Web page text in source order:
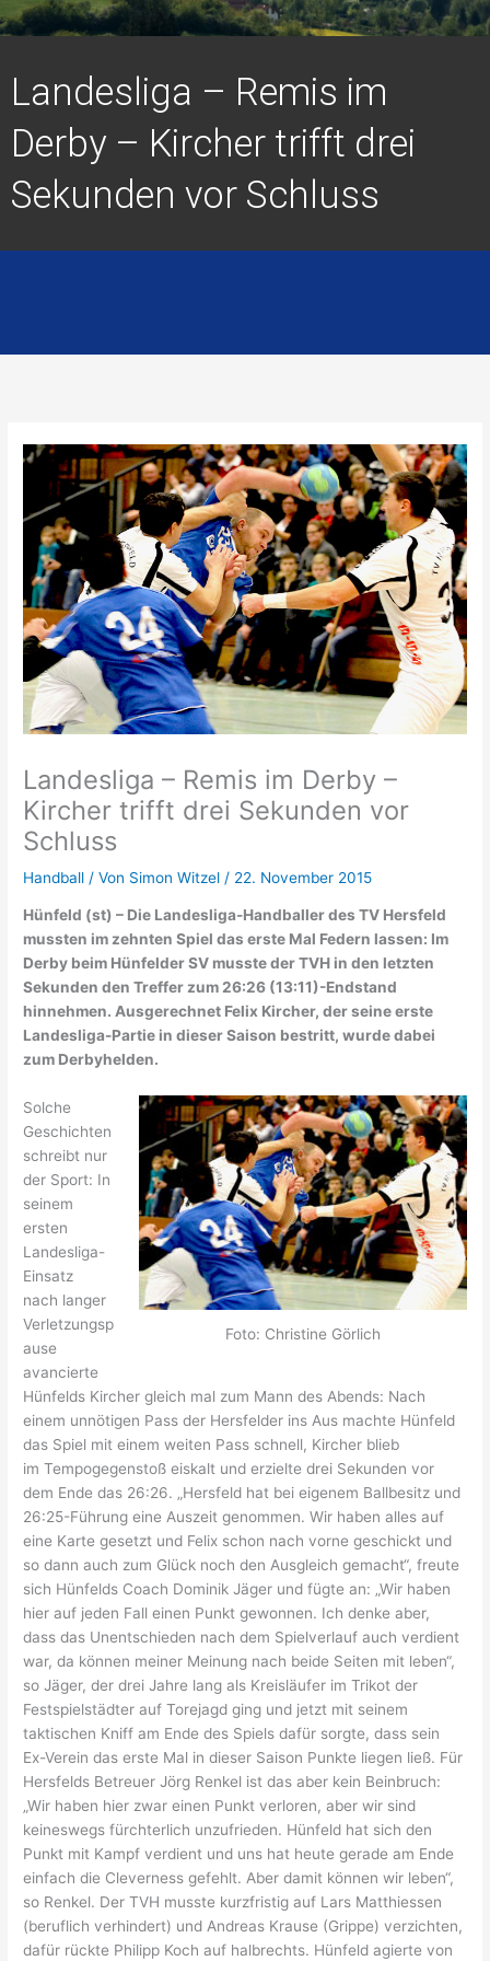
Landesliga – Remis im
Derby – Kircher trifft drei
Sekunden vor Schluss
Landesliga – Remis im Derby –
Kircher trifft drei Sekunden vor
Schluss
Handball / Von Simon Witzel / 22. November 2015
Hünfeld (st) – Die Landesliga-Handballer des TV Hersfeld
mussten im zehnten Spiel das erste Mal Federn lassen: Im
Derby beim Hünfelder SV musste der TVH in den letzten
Sekunden den Treffer zum 26:26 (13:11)-Endstand
hinnehmen. Ausgerechnet Felix Kircher, der seine erste
Landesliga-Partie in dieser Saison bestritt, wurde dabei
zum Derbyhelden.
Foto: Christine Görlich
Solche
Geschichten
schreibt nur
der Sport: In
seinem
ersten
Landesliga-
Einsatz
nach langer
Verletzungsp
ause
avancierte
Hünfelds Kircher gleich mal zum Mann des Abends: Nach
einem unnötigen Pass der Hersfelder ins Aus machte Hünfeld
das Spiel mit einem weiten Pass schnell, Kircher blieb
imTempogegenstoß eiskalt und erzielte drei Sekunden vor
dem Ende das 26:26. „Hersfeld hat bei eigenem Ballbesitz und
26:25-Führung eine Auszeit genommen. Wir haben alles auf
eine Karte gesetzt und Felix schon nach vorne geschickt und
so dann auch zum Glück noch den Ausgleich gemacht“, freute
sich Hünfelds Coach Dominik Jäger und fügte an: „Wir haben
hier auf jeden Fall einen Punkt gewonnen. Ich denke aber,
dass das Unentschieden nach dem Spielverlauf auch verdient
war, da können meiner Meinung nach beide Seiten mit leben“,
so Jäger, der drei Jahre lang als Kreisläufer im Trikot der
Festspielstädter auf Torejagd ging und jetzt mit seinem
taktischen Kniff am Ende des Spiels dafür sorgte, dass sein
Ex-Verein das erste Mal in dieser Saison Punkte liegen ließ. Für
Hersfelds Betreuer Jörg Renkel ist das aber kein Beinbruch:
„Wir haben hier zwar einen Punkt verloren, aber wir sind
keineswegs fürchterlich unzufrieden. Hünfeld hat sich den
Punkt mit Kampf verdient und uns hat heute gerade am Ende
einfach die Cleverness gefehlt. Aber damit können wir leben“,
so Renkel. Der TVH musste kurzfristig auf Lars Matthiessen
(beruflich verhindert) und Andreas Krause (Grippe) verzichten,
dafür rückte Philipp Koch auf halbrechts. Hünfeld agierte von